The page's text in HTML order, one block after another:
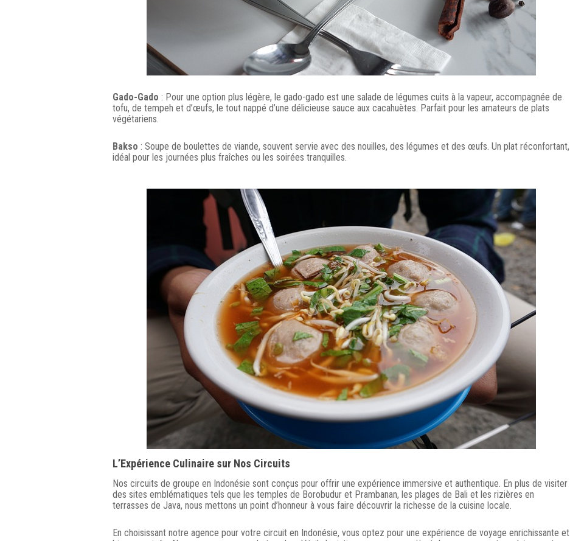
Gado-Gado : Pour une option plus légère, le gado-gado est une salade de légumes cuits à la vapeur, accompagnée de
tofu, de tempeh et d’œufs, le tout nappé d’une délicieuse sauce aux cacahuètes. Parfait pour les amateurs de plats
végétariens.
Bakso : Soupe de boulettes de viande, souvent servie avec des nouilles, des légumes et des œufs. Un plat réconfortant,
idéal pour les journées plus fraîches ou les soirées tranquilles.
L’Expérience Culinaire sur Nos Circuits
Nos circuits de groupe en Indonésie sont conçus pour offrir une expérience immersive et authentique. En plus de visiter
des sites emblématiques tels que les temples de Borobudur et Prambanan, les plages de Bali et les rizières en
terrasses de Java, nous mettons un point d’honneur à vous faire découvrir la richesse de la cuisine locale.
En choisissant notre agence pour votre circuit en Indonésie, vous optez pour une expérience de voyage enrichissante et